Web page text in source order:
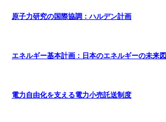
原子力研究の国際協調：ハルデン計画
エネルギー基本計画：日本のエネルギーの未来図
電力自由化を支える電力小売託送制度